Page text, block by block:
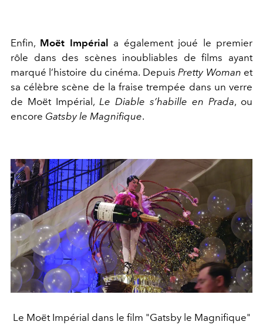
Enfin, Moët Impérial a également joué le premier
rôle dans des scènes inoubliables de films ayant
marqué l’histoire du cinéma. DepuisPretty Woman et
sa célèbre scène de la fraise trempée dans un verre
de Moët Impérial, Le Diable s’habille en Prada, ou
encore Gatsby le Magnifique.
Le Moët Impérial dans le film "Gatsby le Magnifique"